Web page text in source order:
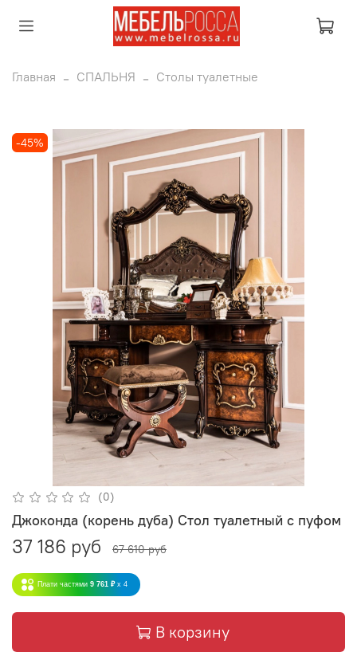
Главная СПАЛЬНЯ Столы туалетные
-45%
(0)
Джоконда (корень дуба) Стол туалетный с пуфом
37 186 руб 67 610 руб
Плати частями 9 761 ₽ x 4
В корзину